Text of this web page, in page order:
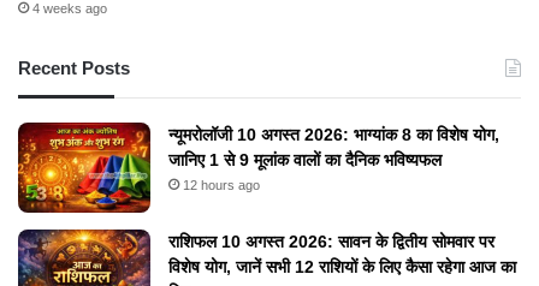
4 weeks ago
Recent Posts
न्यूमरोलॉजी 10 अगस्त 2026: भाग्यांक 8 का विशेष योग,
जानिए 1 से 9 मूलांक वालों का दैनिक भविष्यफल
12 hours ago
राशिफल 10 अगस्त 2026: सावन के द्वितीय सोमवार पर
विशेष योग, जानें सभी 12 राशियों के लिए कैसा रहेगा आज का